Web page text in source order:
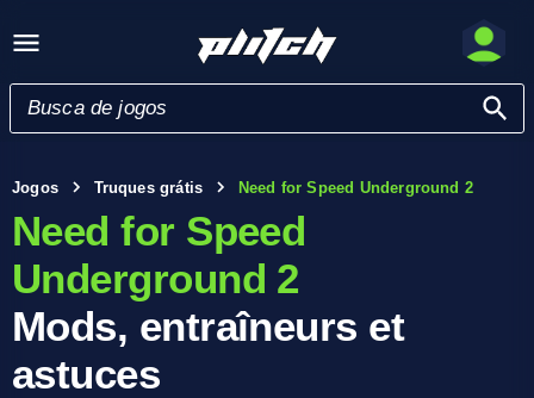
Jogos Truques grátis Need for Speed Underground 2
Need for Speed
Underground 2
Mods, entraîneurs et
astuces